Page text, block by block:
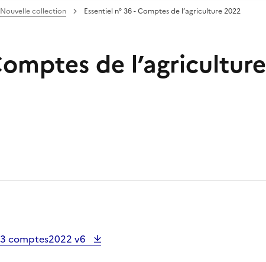
Nouvelle collection Essentiel n° 36 - Comptes de l’agriculture 2022
de l’agriculture
comptes2022 v6